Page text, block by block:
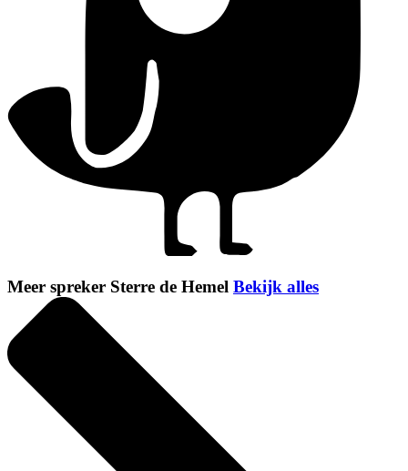
Meer spreker Sterre de Hemel Bekijk alles